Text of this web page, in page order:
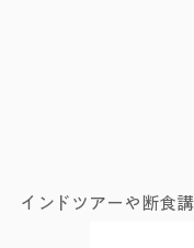
インドツアーや断食